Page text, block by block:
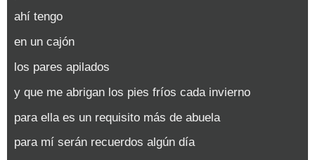
ahí tengo
en un cajón
los pares apilados
y que me abrigan los pies fríos cada invierno
para ella es un requisito más de abuela
para mí serán recuerdos algún día